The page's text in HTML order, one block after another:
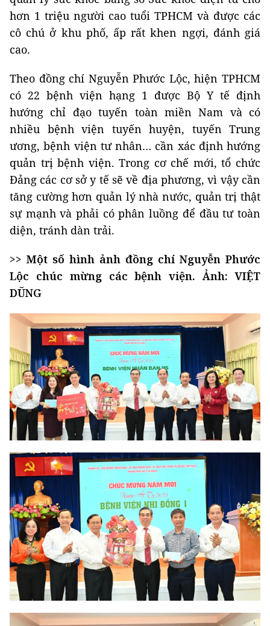
hơn 1 triệu người cao tuổi TPHCM và được các
cô chú ở khu phố, ấp rất khen ngợi, đánh giá
cao.
Theo đồng chí Nguyễn Phước Lộc, hiện TPHCM
có 22 bệnh viện hạng 1 được Bộ Y tế định
hướng chỉ đạo tuyến toàn miền Nam và có
nhiều bệnh viện tuyến huyện, tuyến Trung
ương, bệnh viện tư nhân… cần xác định hướng
quản trị bệnh viện. Trong cơ chế mới, tổ chức
Đảng các cơ sở y tế sẽ về địa phương, vì vậy cần
tăng cường hơn quản lý nhà nước, quản trị thật
sự mạnh và phải có phân luồng để đầu tư toàn
diện, tránh dàn trải.
>> Một số hình ảnh đồng chí Nguyễn Phước
Lộc chúc mừng các bệnh viện. Ảnh: VIỆT
DŨNG